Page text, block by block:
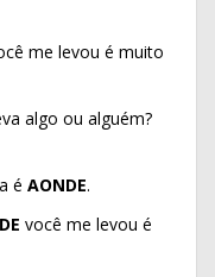
me levou é muito
algo ou alguém?
é AONDE.
você me levou é